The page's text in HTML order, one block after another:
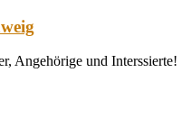
Angehörige und Interssierte!